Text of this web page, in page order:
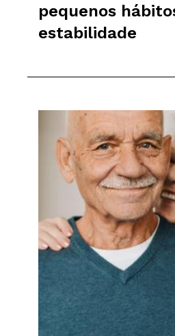
pequenos
estabilidade